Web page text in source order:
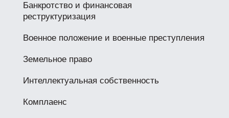
Банкротство и финансовая
реструктуризация
Военное положение и военные преступления
Земельное право
Интеллектуальная собственность
Комплаенс